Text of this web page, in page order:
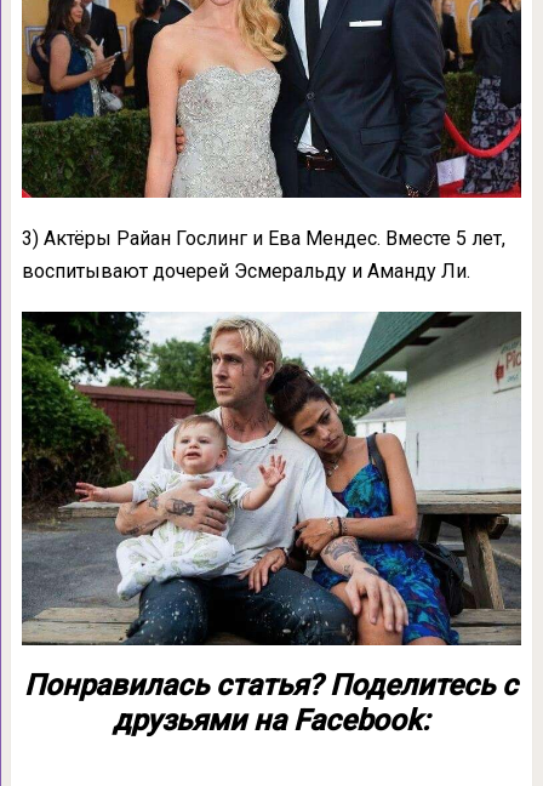
3) Актёры Райан Гослинг и Ева Мендес. Вместе 5 лет,
воспитывают дочерей Эсмеральду и Аманду Ли.
Понравилась статья? Поделитесь с
друзьями на Facebook: